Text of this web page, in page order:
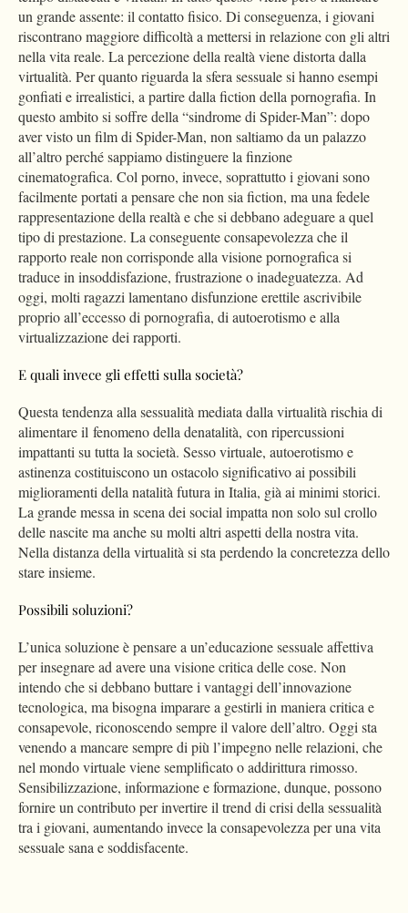
un grande assente: il contatto fisico. Di conseguenza, i giovani
riscontrano maggiore difficoltà a mettersi in relazione con gli altri
nella vita reale. La percezione della realtà viene distorta dalla
virtualità. Per quanto riguarda la sfera sessuale si hanno esempi
gonfiati e irrealistici, a partire dalla fiction della pornografia. In
questo ambito si soffre della “sindrome di Spider-Man”: dopo
aver visto un film di Spider-Man, non saltiamo da un palazzo
all’altro perché sappiamo distinguere la finzione
cinematografica. Col porno, invece, soprattutto i giovani sono
facilmente portati a pensare che non sia fiction, ma una fedele
rappresentazione della realtà e che si debbano adeguare a quel
tipo di prestazione. La conseguente consapevolezza che il
rapporto reale non corrisponde alla visione pornografica si
traduce in insoddisfazione, frustrazione o inadeguatezza. Ad
oggi, molti ragazzi lamentano disfunzione erettile ascrivibile
proprio all’eccesso di pornografia, di autoerotismo e alla
virtualizzazione dei rapporti.
E quali invece gli effetti sulla società?
Questa tendenza alla sessualità mediata dalla virtualità rischia di
alimentare il fenomeno della denatalità, con ripercussioni
impattanti su tutta la società. Sesso virtuale, autoerotismo e
astinenza costituiscono un ostacolo significativo ai possibili
miglioramenti della natalità futura in Italia, già ai minimi storici.
La grande messa in scena dei social impatta non solo sul crollo
delle nascite ma anche su molti altri aspetti della nostra vita.
Nella distanza della virtualità si sta perdendo la concretezza dello
stare insieme.
Possibili soluzioni?
L’unica soluzione è pensare a un’educazione sessuale affettiva
per insegnare ad avere una visione critica delle cose. Non
intendo che si debbano buttare i vantaggi dell’innovazione
tecnologica, ma bisogna imparare a gestirli in maniera critica e
consapevole, riconoscendo sempre il valore dell’altro. Oggi sta
venendo a mancare sempre di più l’impegno nelle relazioni, che
nel mondo virtuale viene semplificato o addirittura rimosso.
Sensibilizzazione, informazione e formazione, dunque, possono
fornire un contributo per invertire il trend di crisi della sessualità
tra i giovani, aumentando invece la consapevolezza per una vita
sessuale sana e soddisfacente.